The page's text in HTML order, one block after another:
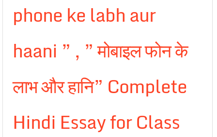
phone ke labh aur
haani ” , ” मोबाइल फोन के
लाभ और हानि” Complete
Hindi Essay for Class